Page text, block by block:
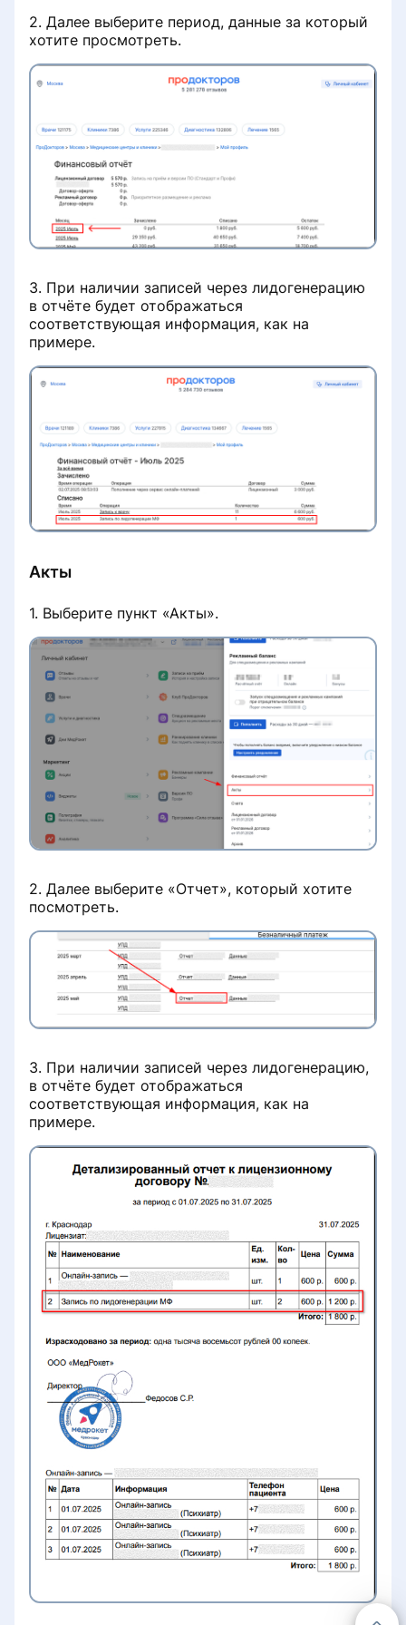
Почему пропал отзыв пациента на
странице клиники
Теги на странице клиники
Удалить отзыв о клинике
«Сила отзыва»: партнёрская
программа от ПроДокторов
вашем сайте
Привязка цен на услуги в личном
кабинете
Расчёт порога ухода в минус
Привязка цен на услуги
первичного приёма
Как оплачиваются записи на
Версии программного
обеспечения
Детализация списаний с баланса
клиники
Пополнение баланса
лицензионного/рекламного
договора
Убрать рекламу со страницы
выдаче при поиске услуг
Платёж не зачислен на баланс
Снизилось количество записей с
портала
2. Далее выберите период, данные за который
хотите просмотреть.
3. При наличии записей через лидогенерацию
в отчёте будет отображаться
соответствующая информация, как на
примере.
Акты
1. Выберите пункт «Акты».
2. Далее выберите «Отчет», который хотите
посмотреть.
3. При наличии записей через лидогенерацию,
в отчёте будет отображаться
соответствующая информация, как на
примере.